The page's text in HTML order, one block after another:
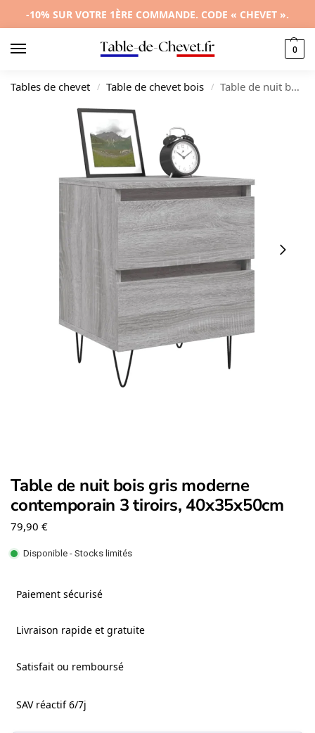
-10% SUR VOTRE 1ÈRE COMMANDE. CODE « CHEVET ».
0
Tables de chevet / Table de chevet bois / Table de nuit bois gris moderne contemporain 3 tiroirs, 40x35x50cm
Table de nuit bois gris moderne
contemporain 3 tiroirs, 40x35x50cm
79,90 €
Disponible - Stocks limités
Paiement sécurisé
Livraison rapide et gratuite
Satisfait ou remboursé
SAV réactif 6/7j